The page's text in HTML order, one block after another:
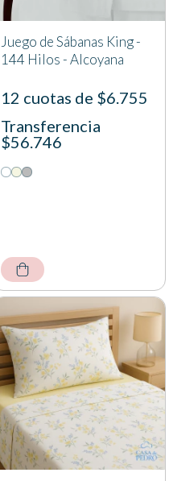
Juego de Sábanas King -
144 Hilos - Alcoyana
12 cuotas de $6.755
Transferencia
$56.746